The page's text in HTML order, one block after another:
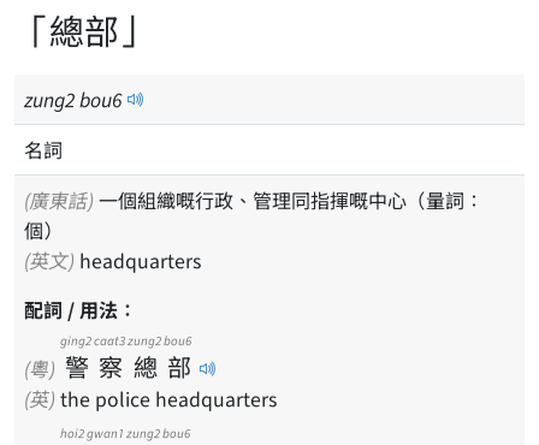
「總部」
zung2bou6
名詞
(廣東話)
個）
(英文) headquarters
配詞 / 用法：
(粵) 警
ging2
察
caat3
總
zung2
部
bou6
(英) the police headquarters
hoi2gwan1 zung2bou6